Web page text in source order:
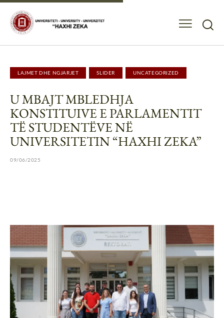
LAJMET DHE NGJARJET SLIDER UNCATEGORIZED
U MBAJT MBLEDHJA
KONSTITUIVE E PARLAMENTIT
TË STUDENTËVE NË
UNIVERSITETIN “HAXHI ZEKA”
09/06/2025